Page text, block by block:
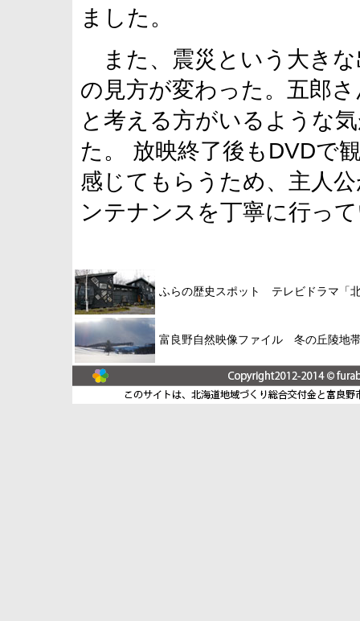
ました。
また、震災という大き
の見方が変わった。五郎
と考える方がいるような
た。 放映終了後もDVDで
感じてもらうため、主人
ンテナンスを丁寧に行っ
ふらの歴史スポット テレビドラマ「
富良野自然映像ファイル 冬の丘陵地